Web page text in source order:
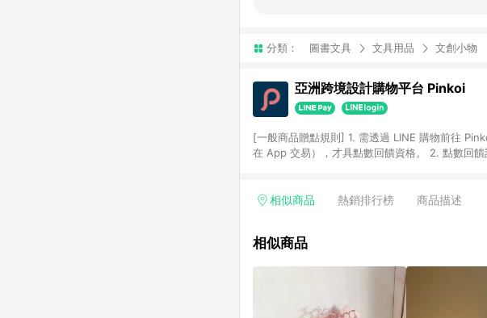
分類： 圖書文具 文具用品 文創小物
亞洲跨境設計購物平台 Pinkoi
[一般商品贈點規則] 1. 需透過 LINE 購物前往
在 App 交易），才具點數回饋資格。 2. 點數回
格，部分退款不在此限。 6. APP 請更新至
使用規則請以點數紅包活動說明為準。 11. 若於
相似商品 熱銷排行榜 商品描述
相似商品